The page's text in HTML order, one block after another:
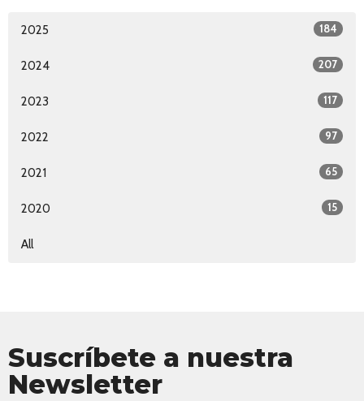
2025 184
2024 207
2023 117
2022 97
2021 65
2020 15
All
Suscríbete a nuestra
Newsletter